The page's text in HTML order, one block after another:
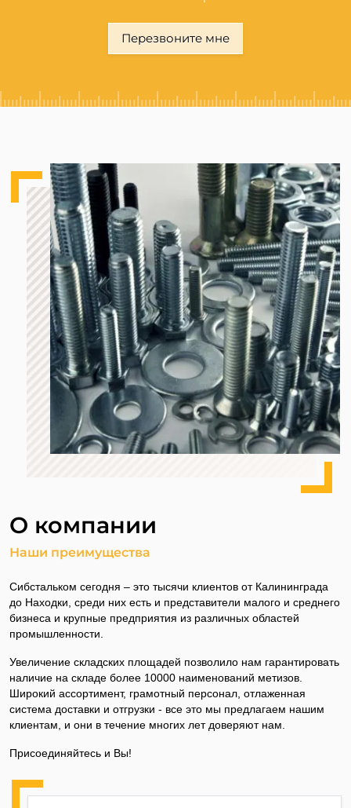
Перезвоните мне
О компании
Наши преимущества
Сибстальком сегодня – это тысячи клиентов от Калининграда
до Находки, среди них есть и представители малого и среднего
бизнеса и крупные предприятия из различных областей
промышленности.
Увеличение складских площадей позволило нам гарантировать
наличие на складе более 10000 наименований метизов.
Широкий ассортимент, грамотный персонал, отлаженная
система доставки и отгрузки - все это мы предлагаем нашим
клиентам, и они в течение многих лет доверяют нам.
Присоединяйтесь и Вы!